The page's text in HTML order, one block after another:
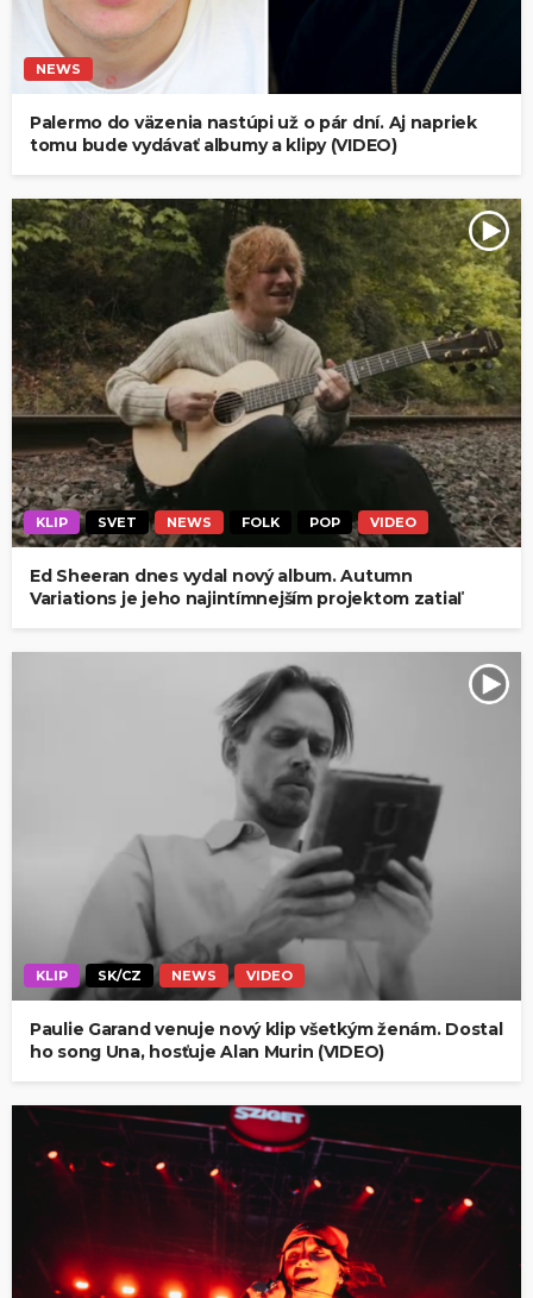
NEWS
Palermo do väzenia nastúpi už o pár dní. Aj napriek
tomu bude vydávať albumy a klipy (VIDEO)
KLIP SVET NEWS FOLK POP VIDEO
Ed Sheeran dnes vydal nový album. Autumn
Variations je jeho najintímnejším projektom zatiaľ
KLIP SK/CZ NEWS VIDEO
Paulie Garand venuje nový klip všetkým ženám. Dostal
ho song Una, hosťuje Alan Murin (VIDEO)